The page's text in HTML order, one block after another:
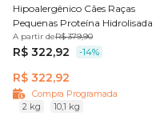
Hipoalergênico Cães Raças
Pequenas Proteína Hidrolisada
A partir deR$ 379,90
R$ 322,92 -14%
R$ 322,92
Compra Programada
2 kg
10,1 kg